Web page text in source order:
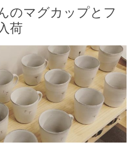
のマグカップとフ
荷